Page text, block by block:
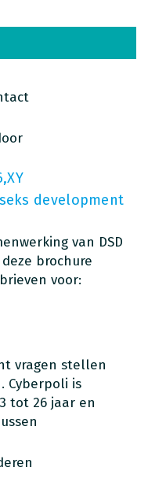
development
van DSD
deze brochure
voor:
vragen stellen
Cyberpoli is
tot 26 jaar en